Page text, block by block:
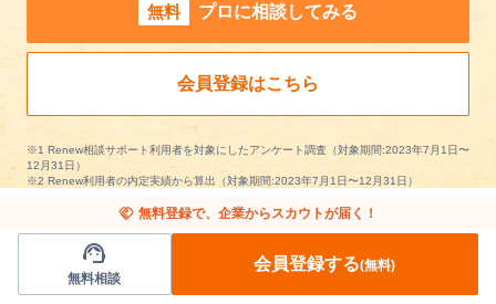
無料 プロに相談してみる
会員登録はこちら
※1 Renew相談サポート利用者を対象にしたアンケート調査（対象期間:2023年7月1日〜
12月31日）
※2 Renew利用者の内定実績から算出（対象期間:2023年7月1日〜12月31日）
handshake 無料登録で、企業からスカウトが届く！
support_agent
無料相談
会員登録する(無料)